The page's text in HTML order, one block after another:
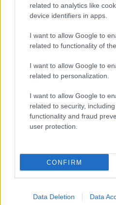
related to analytics like
device identifiers in apps.
I want to allow Google to
related to functionality of
I want to allow Google to
related to personalization.
I want to allow Google to
related to security,
functionality and fraud
user protection.
CONFIRM
Data Deletion Data
Το Λεπροκομείο της
Η λέπρα εμφανίστηκε
1800και σχεδόν
πληθυσμό της. Οι
σε ένα λεπροκομείο
στο ρωμαϊκό φρούριο.